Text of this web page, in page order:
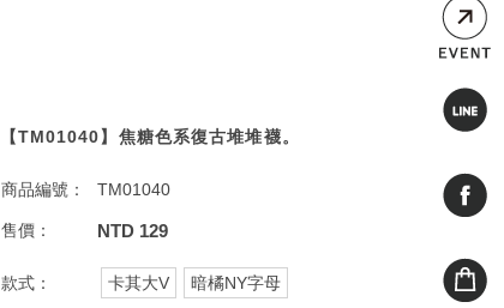
【TM01040】焦糖色系復古堆堆襪。
商品編號： TM01040
售價： NTD 129
款式： 卡其大V 暗橘NY字母